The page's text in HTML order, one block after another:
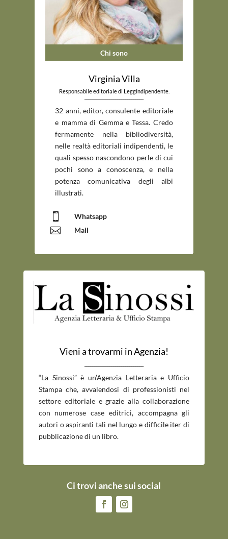
Chi sono
Virginia Villa
Responsabile editoriale di LeggIndipendente.
_____________________________
32 anni, editor, consulente editoriale
e mamma di Gemma e Tessa. Credo
fermamente nella bibliodiversità,
nelle realtà editoriali indipendenti, le
quali spesso nascondono perle di cui
pochi sono a conoscenza, e nella
potenza comunicativa degli albi
illustrati.
 Whatsapp
 Mail
Vieni a trovarmi in Agenzia!
“La Sinossi” è un’Agenzia Letteraria e Ufficio
Stampa che, avvalendosi di professionisti nel
settore editoriale e grazie alla collaborazione
con numerose case editrici, accompagna gli
autori o aspiranti tali nel lungo e difficile iter di
pubblicazione di un libro.
Ci trovi anche sui social